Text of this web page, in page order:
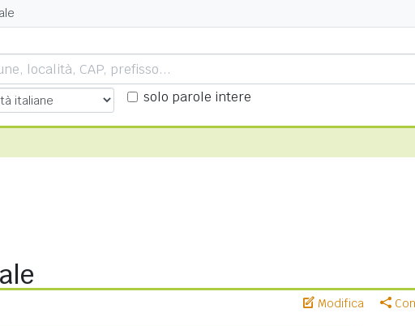
solo parole intere
Modifica